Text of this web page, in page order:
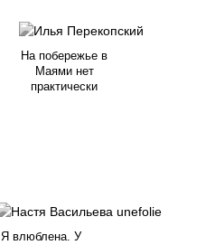
На побережье в
Маями нет
практически
Я влюблена. У